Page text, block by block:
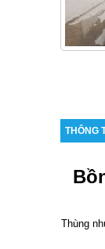
THÔNG
Thùng